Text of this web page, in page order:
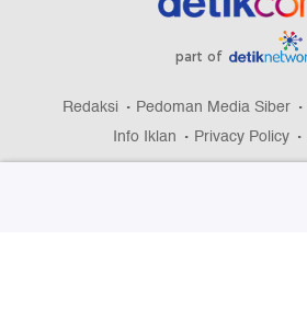
part of
Redaksi Pedoman Media Siber
Info Iklan
Privacy Policy